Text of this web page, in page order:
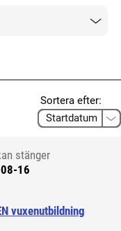
Sortera efter:
stänger
16
vuxenutbildning